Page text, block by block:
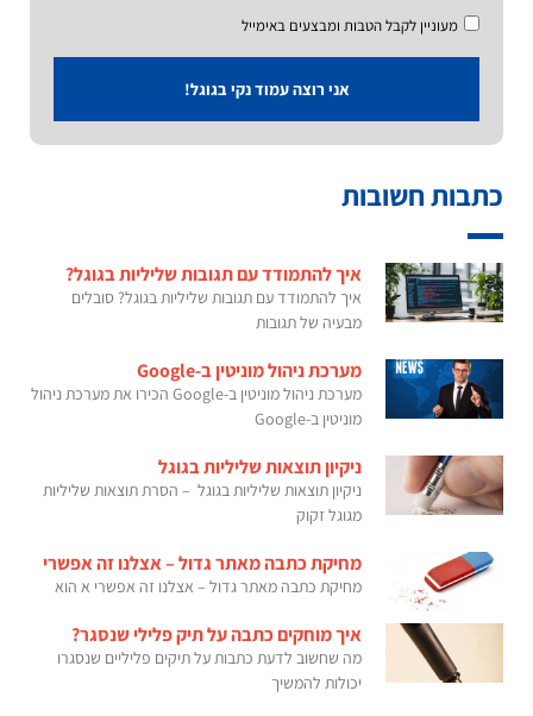
מעוניין לקבל הטבות ומבצעים באימייל
אני רוצה עמוד נקי בגוגל!
כתבות חשובות
איך להתמודד עם תגובות שליליות בגוגל?
איך להתמודד עם תגובות שליליות בגוגל? סובלים
מבעיה של תגובות
מערכת ניהול מוניטין ב-Google
מערכת ניהול מוניטין ב-Google הכירו את מערכת ניהול
מוניטין ב-Google
ניקיון תוצאות שליליות בגוגל
ניקיון תוצאות שליליות בגוגל – הסרת תוצאות שליליות
מגוגל זקוק
מחיקת כתבה מאתר גדול – אצלנו זה אפשרי
מחיקת כתבה מאתר גדול – אצלנו זה אפשרי א הוא
איך מוחקים כתבה על תיק פלילי שנסגר?
מה שחשוב לדעת כתבות על תיקים פליליים שנסגרו
יכולות להמשיך